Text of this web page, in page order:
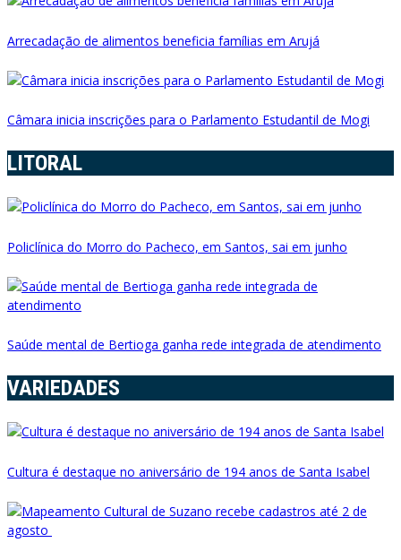
Arrecadação de alimentos beneficia famílias em Arujá
Câmara inicia inscrições para o Parlamento Estudantil de Mogi
LITORAL
Policlínica do Morro do Pacheco, em Santos, sai em junho
Saúde mental de Bertioga ganha rede integrada de atendimento
VARIEDADES
Cultura é destaque no aniversário de 194 anos de Santa Isabel